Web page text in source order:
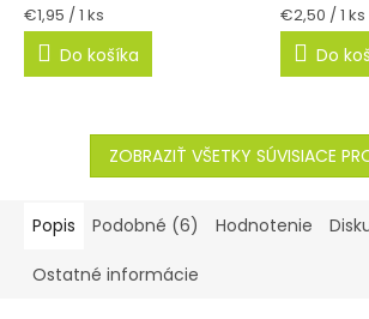
Jednotková
cena:
€1,95 / 1 ks
Do košíka
Jednotková
cena:
€2,50 / 1 ks
Do
ZOBRAZIŤ VŠETKY SÚVISIACE
Popis Podobné (6) Hodnotenie
Ostatné informácie